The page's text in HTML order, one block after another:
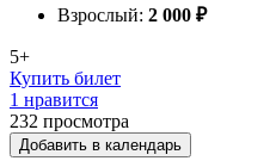
Взрослый: 2 000 ₽
5+
Купить билет
1 нравится
232 просмотра
Добавить в календарь